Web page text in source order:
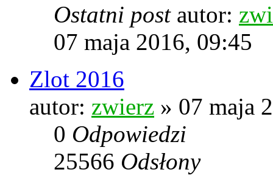
Ostatni post autor:
07 maja 2016, 09:45
Zlot 2016
autor: zwierz » 07 maja
0 Odpowiedzi
25566 Odsłony